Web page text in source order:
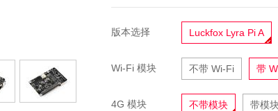
版本选择 Luckfox Lyra Pi A
Wi-Fi 模块 不带 Wi-Fi 带
4G 模块 不带模块 带模